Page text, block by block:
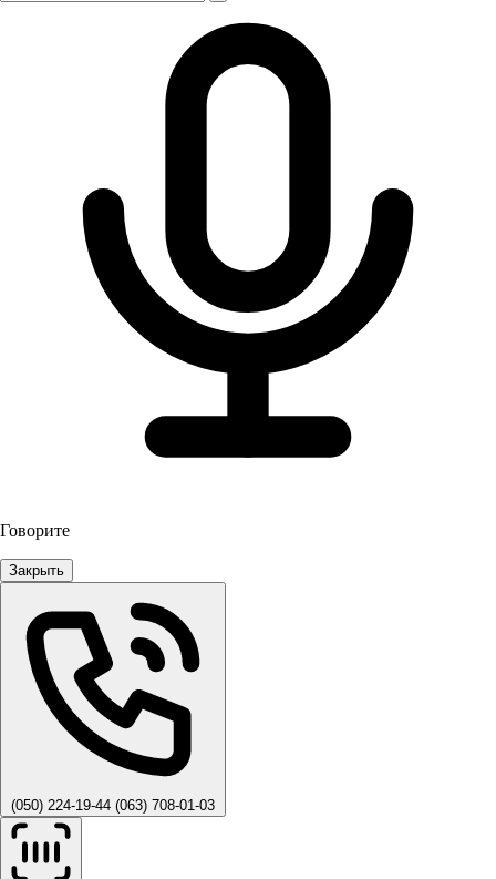
Говорите
Закрыть
(050) 224-19-44 (063) 708-01-03